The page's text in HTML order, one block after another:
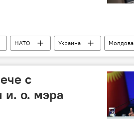
НАТО Украина
Молдова
Россия В мире
с
о. мэра